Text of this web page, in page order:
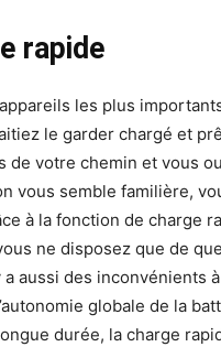
rapide
les plus
le garder chargé et
de votre chemin et vous
vous semble familière,
à la fonction de charge
ne disposez que de
aussi des inconvénients
globale de la
durée, la charge